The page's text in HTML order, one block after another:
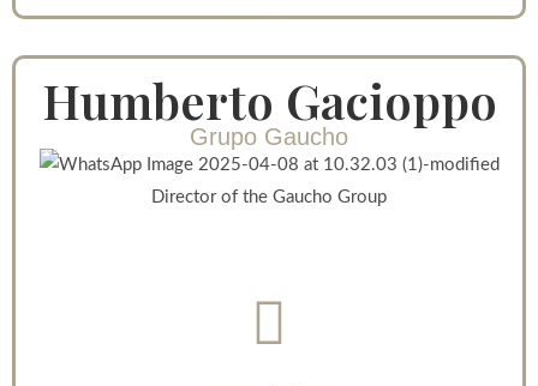
Humberto Gacioppo
Grupo Gaucho
Director of the Gaucho Group